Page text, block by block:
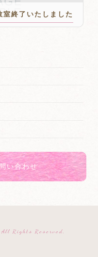
終了いたしました
い合わせ
Rights Reserved.